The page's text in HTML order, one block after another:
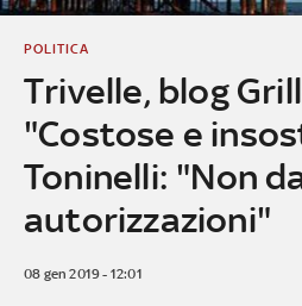
Trivelle, blog
"Costose e
Toninelli: "Non
autorizzazioni"
POLITICA
08 gen 2019 - 12:01